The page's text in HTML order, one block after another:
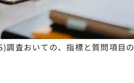
調査おいての、指標と質問項目の